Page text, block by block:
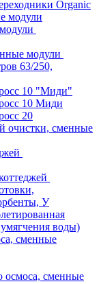
Organic
модули
модули
63/250,
10 "Миди"
10 Миди
20
очистки, сменные
У
воды)
сменные
осмоса, сменные